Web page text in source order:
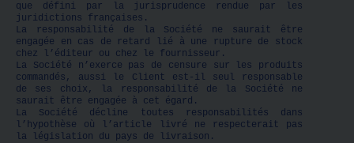
que défini par la jurisprudence rendue par les
juridictions françaises.
La responsabilité de la Société ne saurait être
engagée en cas de retard lié à une rupture de stock
chez l’éditeur ou chez le fournisseur.
La Société n’exerce pas de censure sur les produits
commandés, aussi le Client est-il seul responsable
de ses choix, la responsabilité de la Société ne
saurait être engagée à cet égard.
La Société décline toutes responsabilités dans
l’hypothèse où l’article livré ne respecterait pas
la législation du pays de livraison.